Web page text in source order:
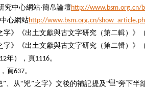
究中心網站‧簡帛論壇http://www.bsm.org.cn/
心網站http://www.bsm.org.cn/
》《出土文獻與古文字研究（第二輯）》
》《出土文獻與古文字研究（第二輯）》
年），頁 1116。
頁637。
、从“兇”之字》文後的補記提及“
”旁下半